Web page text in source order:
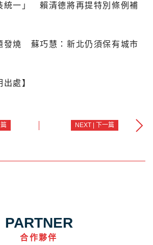
統一」 賴清德將再提特別條例補
發燒 蘇巧慧：新北仍須保有城市
出處】
NEXT | 下一篇
PARTNER
合作夥伴